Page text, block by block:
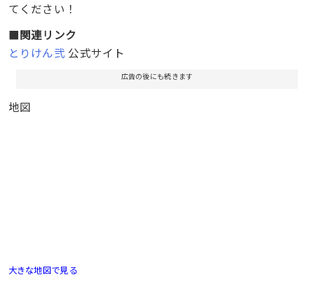
てください！
■関連リンク
とりけん弐 公式サイト
広告の後にも続きます
地図
大きな地図で見る